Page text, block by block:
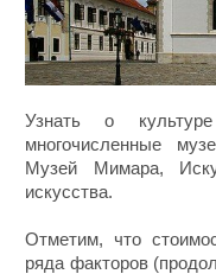
Узнать о
многочисленные
Музей Мимара,
искусства.
Отметим, что
ряда факторов